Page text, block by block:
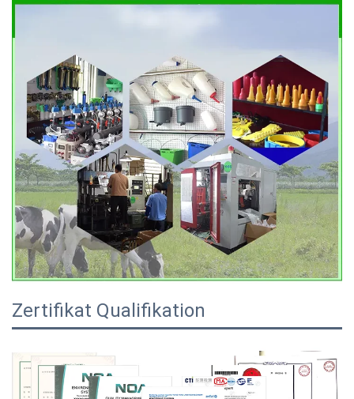
Zertifikat Qualifikation